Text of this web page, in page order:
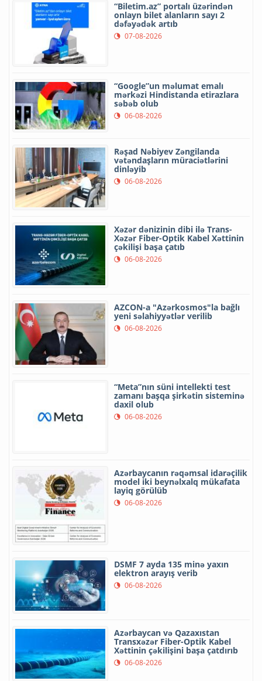
“Biletim.az” portalı üzərindən
onlayn bilet alanların sayı 2
dəfəyədək artıb
07-08-2026
“Google”un məlumat emalı
mərkəzi Hindistanda etirazlara
səbəb olub
06-08-2026
Rəşad Nəbiyev Zəngilanda
vətəndaşların müraciətlərini
dinləyib
06-08-2026
Xəzər dənizinin dibi ilə Trans-
Xəzər Fiber-Optik Kabel Xəttinin
çəkilişi başa çatıb
06-08-2026
AZCON-a "Azərkosmos"la bağlı
yeni səlahiyyətlər verilib
06-08-2026
“Meta”nın süni intellekti test
zamanı başqa şirkətin sisteminə
daxil olub
06-08-2026
Azərbaycanın rəqəmsal idarəçilik
model iki beynəlxalq mükafata
layiq görülüb
06-08-2026
DSMF 7 ayda 135 minə yaxın
elektron arayış verib
06-08-2026
Azərbaycan və Qazaxıstan
Transxəzər Fiber-Optik Kabel
Xəttinin çəkilişini başa çatdırıb
06-08-2026